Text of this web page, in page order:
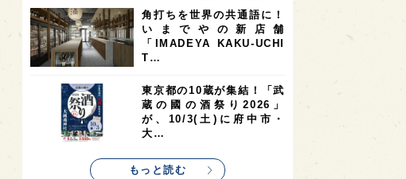
全蔵めぐり 1 シンガポール 1 カナダ 1
群馬県 1 熊本県 徳島県
イギリス 1 ノルウェー 1 新宿区 1
歌舞伎町 1 1 鳥取県 1
saketimes_image_4
角打ちを世界の共通語に！
いまでやの新店舗
「IMADEYA KAKU-UCHI
T…
東京都の10蔵が集結！「武
蔵の國の酒祭り2026」
が、10/3(土)に府中市・
大…
もっと読む